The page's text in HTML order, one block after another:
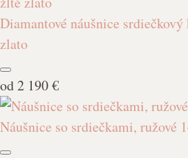
Diamantové náušnice
zlato
od2 190 €
Náušnice so srdiečkami, ružové